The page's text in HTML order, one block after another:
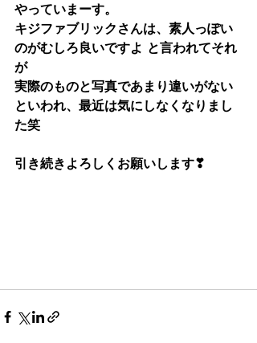
やっていまーす。
キジファブリックさんは、素人っぽい
のがむしろ良いですよ と言われてそれ
が
実際のものと写真であまり違いがない
といわれ、最近は気にしなくなりまし
た笑
引き続きよろしくお願いします❣